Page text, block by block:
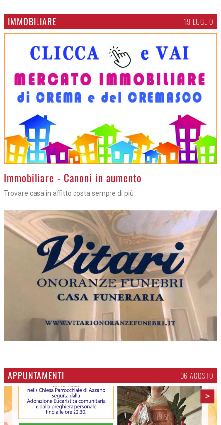
IMMOBILIARE 19 LUGLIO
>Immobiliare - Canoni in aumento
Trovare casa in affitto costa sempre di più
APPUNTAMENTI 06 AGOSTO
>